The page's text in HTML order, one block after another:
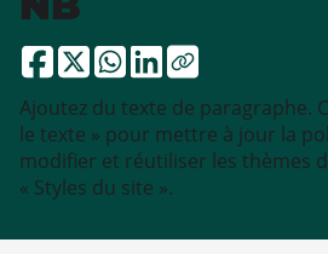
Ajoutez du texte de paragraphe.
le texte » pour mettre à jour la
modifier et réutiliser les thèmes
« Styles du site ».